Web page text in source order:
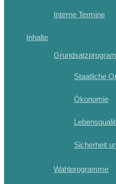
Interne Termine
Inhalte
Staatliche
Ökonomie
Sicherheit
Wahlprogramme